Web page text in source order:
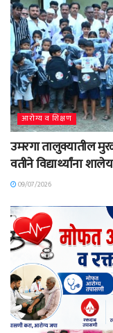
आरोग्य व शिक्षण
उमरगा तालुक्यातील
वतीने विद्यार्थ्यांना
09/07/2026